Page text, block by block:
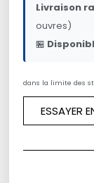
Livraison
ouvres)
🏪
dans la limite des
ESSAYER